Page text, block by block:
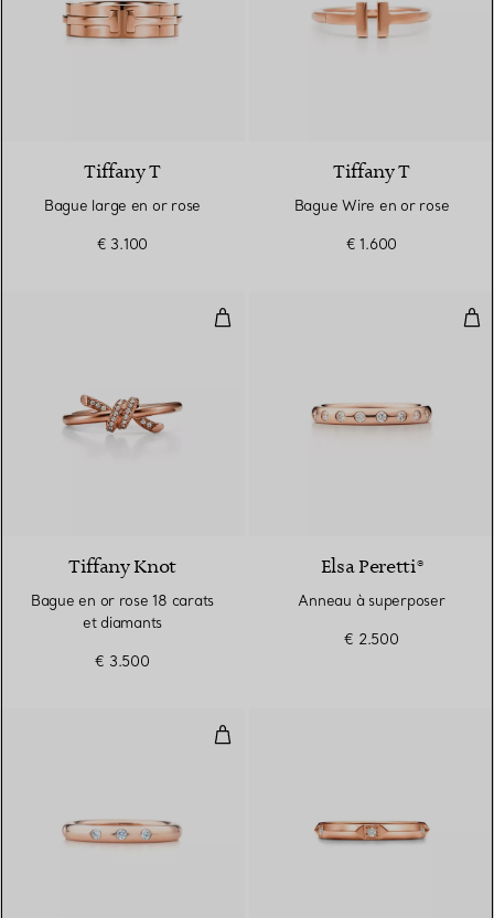
Tiffany T
Bague large en or rose
€ 3.100
Tiffany T
Bague Wire en or rose
€ 1.600
Bague en or rose 18 carats et
Tiffany Knot
Bague en or rose 18 carats
et diamants
€ 3.500
Elsa Peretti®
Anneau à superposer
€ 2.500
Anneau empilable